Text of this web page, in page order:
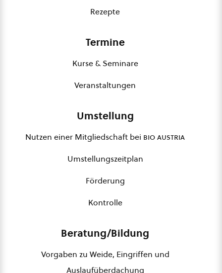
Rezepte
Termine
Kurse & Seminare
Veranstaltungen
Umstellung
Nutzen einer Mitgliedschaft bei bio austria
Umstellungszeitplan
Förderung
Kontrolle
Beratung/Bildung
Vorgaben zu Weide, Eingriffen und
Auslaufüberdachung